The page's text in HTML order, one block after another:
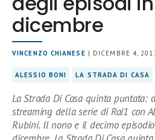
dicembre
VINCENZO CHIANESE | DICEMBRE 4,
ALESSIO BONI LA STRADA DI CASA
La Strada Di Casa quinta puntata:
streaming della serie di Rai1 con
Rubini. Il nono e il decimo